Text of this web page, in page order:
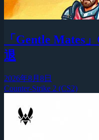
「Gentle Mates
退
2026年8月8日
Counter-Strike 2 (CS2)